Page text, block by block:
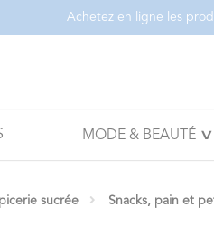
Achetez en ligne les
MODE & BEAUTÉ
sucrée Snacks, pain et